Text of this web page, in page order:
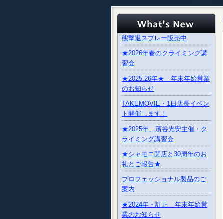
熊撃退スプレー販売中
★2026年春のクライミング講
習会
★2025.26年★ 年末年始営業
のお知らせ
TAKEMOVIE・1日店長イベン
ト開催します！
★2025年、濱谷光安主催・ク
ライミング講習会
★シャモニ開店と30周年のお
礼とご報告★
プロフェッショナル製品のご
案内
★2024年・訂正 年末年始営
業のお知らせ